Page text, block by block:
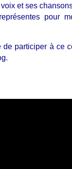
et ses
pour
de participer à ce